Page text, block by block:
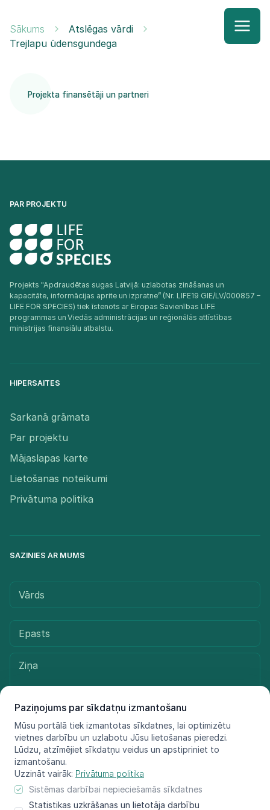
Paziņojums par sīkdatņu izmantošanu
Mūsu portālā tiek izmantotas sīkdatnes, lai optimizētu
vietnes darbību un uzlabotu Jūsu lietošanas pieredzi.
Lūdzu, atzīmējiet sīkdatņu veidus un apstipriniet to
izmantošanu.
Uzzināt vairāk: Privātuma politika
Sistēmas darbībai nepieciešamās sīkdatnes
Statistikas uzkrāšanas un lietotāja darbību
Sākums
Atslēgas vārdi
Trejlapu ūdensgundega
Projekta finansētāji un partneri
PAR PROJEKTU
Projekts "Apdraudētas sugas Latvijā: uzlabotas zināšanas un
kapacitāte, informācijas aprite un izpratne” (Nr. LIFE19 GIE/LV/000857 –
LIFE FOR SPECIES) tiek īstenots ar Eiropas Savienības LIFE
programmas un Viedās administrācijas un reģionālās attīstības
ministrijas finansiālu atbalstu.​
HIPERSAITES
Sarkanā grāmata
Par projektu
Mājaslapas karte
Lietošanas noteikumi
Privātuma politika
SAZINIES AR MUMS
Sūtīt ziņu
© LIFE FOR SPECIES, 2021 - 2025
Informācija atspoguļo tikai projekta LIFE FOR SPECIES īstenotāju